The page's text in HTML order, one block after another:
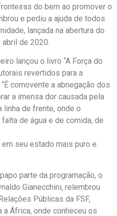
do bem ao promover o
e pediu a ajuda de todos
lançada na abertura do
abril de 2020.
lançou o livro “A Força do
revertidos para a
comovente a abnegação dos
a imensa dor causada pela
linha de frente, onde o
falta de água e de comida, de
seu estado mais puro e
parte da programação, o
Gianecchini, relembrou
Públicas da FSF,
a África, onde conheceu os